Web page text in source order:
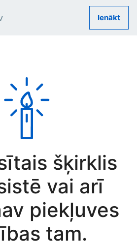
Ienākt
šķirklis
vai arī
piekļuves
tam.